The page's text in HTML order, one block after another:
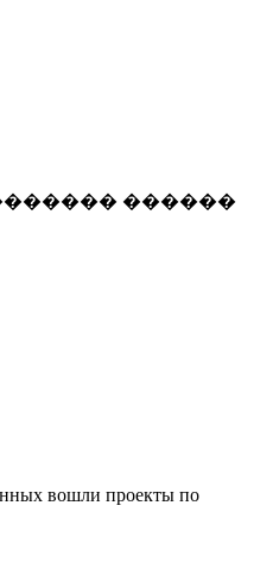
������
вошли проекты по